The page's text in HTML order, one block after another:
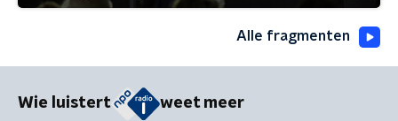
Alle fragmenten
Wie luistert weet meer